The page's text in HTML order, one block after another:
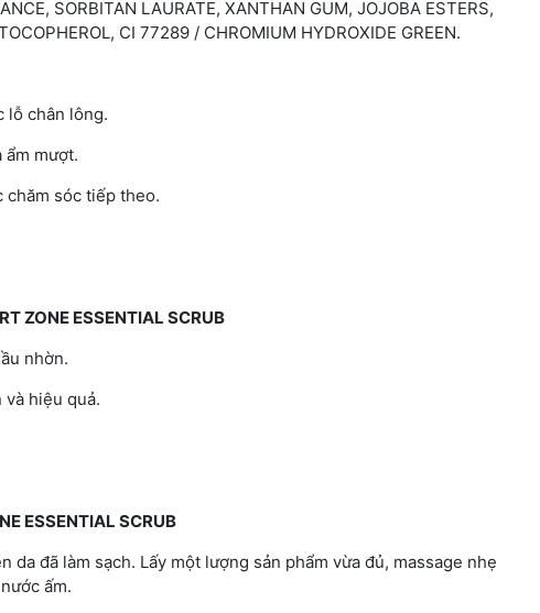
SORBITAN LAURATE, XANTHAN GUM, JOJOBA ESTERS,
CI 77289 / CHROMIUM HYDROXIDE GREEN.
lỗ chân lông.
ẩm mượt.
chăm sóc tiếp theo.
ZONE ESSENTIAL SCRUB
nhờn.
và hiệu quả.
ESSENTIAL SCRUB
da đã làm sạch. Lấy một lượng sản phẩm vừa đủ, massage nhẹ
ấm.